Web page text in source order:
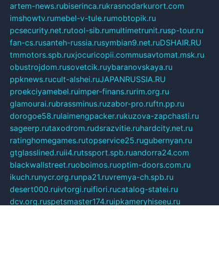
artem-news.rubiserinca.rukrasnodarkurort.com
imshowtv.rumebel-v-tule.rumobtopik.ru
pcsecurity.net.rutool-sib.rumultimetrunit.rusp-tour.ru
fan-cs.rusanteh-russia.rusymbian9.net.ruDSHAIR.RU
tmmotors.spb.ruxjocuricopii.commusavtomat.msk.ru
obustrojdom.rusovetcik.ruybaranovskaya.ru
ppknews.rucult-alshei.ruJAPANRUSSIA.RU
proekciyamebel.ruimper-finans.rurim.org.ru
glamourai.rubrassminus.ruzabor-pro.ruftn.pp.ru
dorogoe58.rulaimengpacker.rukuzova-zapchasti.ru
sageerp.rutaxodrom.rudsrazvitie.ruhardcity.net.ru
ratinghomegames.rutopservice25.rugubernyan.ru
gtglasslined.ruii4.rutssport.spb.ruandorra24.com
blackwallstreet.ruoboimos.ruoptim-doors.com.ru
ikuch.runycr.org.runpa21.ruvremya-ch.spb.ru
desert000.ruivtorgi.ruifiori.rucatalog-statei.ru
dcv.org.ruspetsmaster174.ruipkameryhiseeu.ru